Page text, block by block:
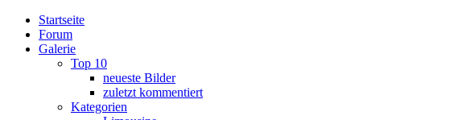
Startseite
Forum
Galerie
Top 10
neueste Bilder
zuletzt kommentiert
Kategorien